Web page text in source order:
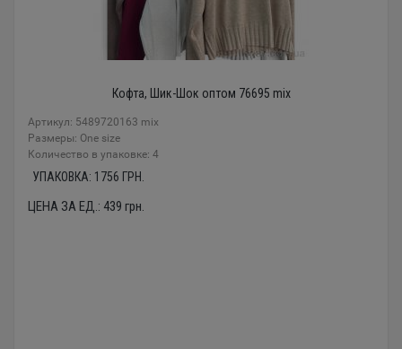
Кофта, Шик-Шок оптом 76695 mix
Артикул: 5489720163 mix
Размеры: One size
Количество в упаковке: 4
УПАКОВКА: 1756 ГРН.
ЦЕНА ЗА ЕД.: 439 грн.